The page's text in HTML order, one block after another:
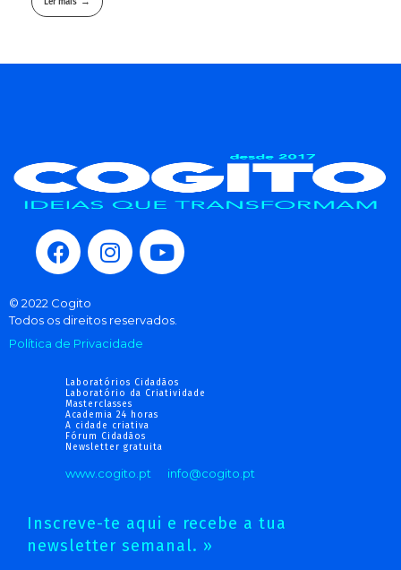
© 2022 Cogito
Todos os direitos reservados.
Política de Privacidade
Laboratórios Cidadãos
Laboratório da Criatividade
Masterclasses
Academia 24 horas
A cidade criativa
Fórum Cidadãos
Newsletter gratuita
www.cogito.pt info@cogito.pt
Inscreve-te aqui e recebe a tua
newsletter semanal. »